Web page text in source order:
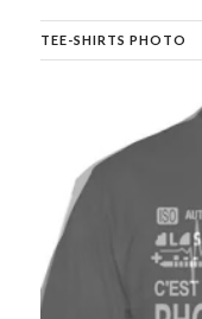
TEE-SHIRTS PHOTO